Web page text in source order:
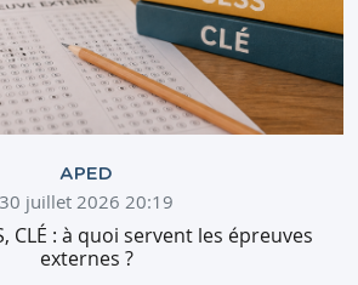
APED
30 juillet 2026 20:19
CLÉ : à quoi servent les épreuves
externes ?